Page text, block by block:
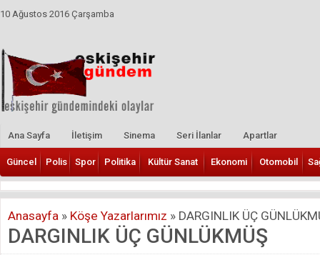
10 Ağustos 2016 Çarşamba
Ana Sayfa İletişim Sinema Seri İlanlar Apartlar
Güncel Polis Spor Politika Kültür Sanat Ekonomi Otomobil
Anasayfa » Köşe Yazarlarımız » DARGINLIK ÜÇ
DARGINLIK ÜÇ GÜNLÜKMÜŞ